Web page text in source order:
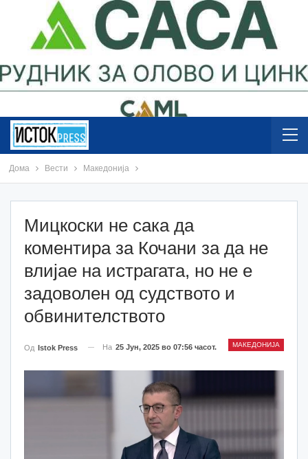
Дома Вести Македонија
Мицкоски не сака да
коментира за Кочани за да не
влијае на истрагата, но не е
задоволен од судството и
обвинителството
МАКЕДОНИЈА
Од Istok Press На 25 Јун, 2025 во 07:56 часот.